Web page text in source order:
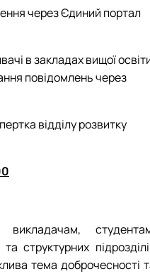
через Єдиний портал
в закладах вищої
повідомлень через
відділу розвитку
структурних
тема доброчесності